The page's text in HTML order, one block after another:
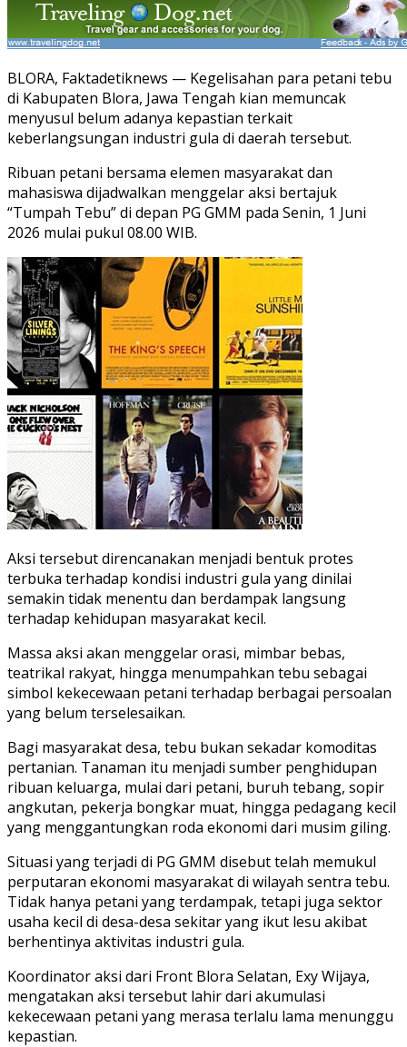
BLORA, Faktadetiknews — Kegelisahan para petani tebu
di Kabupaten Blora, Jawa Tengah kian memuncak
menyusul belum adanya kepastian terkait
keberlangsungan industri gula di daerah tersebut.
Ribuan petani bersama elemen masyarakat dan
mahasiswa dijadwalkan menggelar aksi bertajuk
“Tumpah Tebu” di depan PG GMM pada Senin, 1 Juni
2026 mulai pukul 08.00 WIB.
Aksi tersebut direncanakan menjadi bentuk protes
terbuka terhadap kondisi industri gula yang dinilai
semakin tidak menentu dan berdampak langsung
terhadap kehidupan masyarakat kecil.
Massa aksi akan menggelar orasi, mimbar bebas,
teatrikal rakyat, hingga menumpahkan tebu sebagai
simbol kekecewaan petani terhadap berbagai persoalan
yang belum terselesaikan.
Bagi masyarakat desa, tebu bukan sekadar komoditas
pertanian. Tanaman itu menjadi sumber penghidupan
ribuan keluarga, mulai dari petani, buruh tebang, sopir
angkutan, pekerja bongkar muat, hingga pedagang kecil
yang menggantungkan roda ekonomi dari musim giling.
Situasi yang terjadi di PG GMM disebut telah memukul
perputaran ekonomi masyarakat di wilayah sentra tebu.
Tidak hanya petani yang terdampak, tetapi juga sektor
usaha kecil di desa-desa sekitar yang ikut lesu akibat
berhentinya aktivitas industri gula.
Koordinator aksi dari Front Blora Selatan, Exy Wijaya,
mengatakan aksi tersebut lahir dari akumulasi
kekecewaan petani yang merasa terlalu lama menunggu
kepastian.